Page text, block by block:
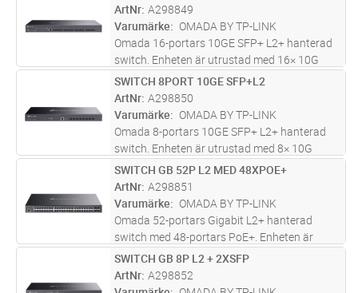
"Extended Range Mode" för att möjliggöra
kabeldragning upp till 250m ...läs mer
ArtNr A298849
Varumärke
OMADA BY TP-LINK
Omada 16-portars 10GE SFP+ L2+ hanterad
switch. Enheten är utrustad med 16× 10G
SFP+-platser, RJ45/Micro-USB-konsolport
Specifikationer inkluderar 1U 19-tums
rackmonterbart stålfodral. med
funktione ...läs mer
ST Lägg i kundvagn
SWITCH 8PORT 10GE SFP+L2
ArtNr A298850
Varumärke
OMADA BY TP-LINK
Omada 8-portars 10GE SFP+ L2+ hanterad
switch. Enheten är utrustad med 8× 10G
SFP+-platser, RJ45/Micro-USB-konsolport
Specifikationer inkluderar 1U 19-tums
rackmonterbart stålfodral med funktioner
s...läs mer
ST Lägg i kundvagn
SWITCH GB 52P L2 MED 48XPOE+
ArtNr A298851
Varumärke
OMADA BY TP-LINK
Omada 52-portars Gigabit L2+ hanterad
switch med 48-portars PoE+. Enheten är
utrustad med 48 × Gigabit PoE+-portar, 4×
Gigabit SFP-platser, RJ45/Micro-USB-
konsolport. Specifikationer inkluderar
ST Lägg i kundvagn
SWITCH GB 8P L2 + 2XSFP
ArtNr A298852